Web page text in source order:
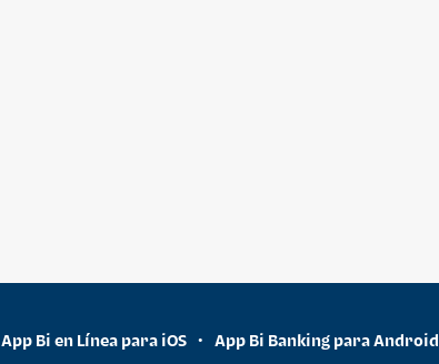
App Bi en Línea para iOS • App Bi Banking para Android